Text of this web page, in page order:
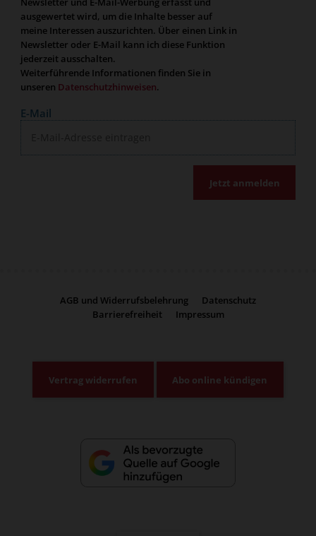
ausgewertet wird, um die Inhalte besser auf
meine Interessen auszurichten. Über einen Link in
Newsletter oder E-Mail kann ich diese Funktion
jederzeit ausschalten.
Weiterführende Informationen finden Sie in
unseren Datenschutzhinweisen.
E-Mail
Jetzt anmelden
AGB und Widerrufsbelehrung
Datenschutz
Barrierefreiheit
Impressum
Vertrag widerrufen Abo online kündigen